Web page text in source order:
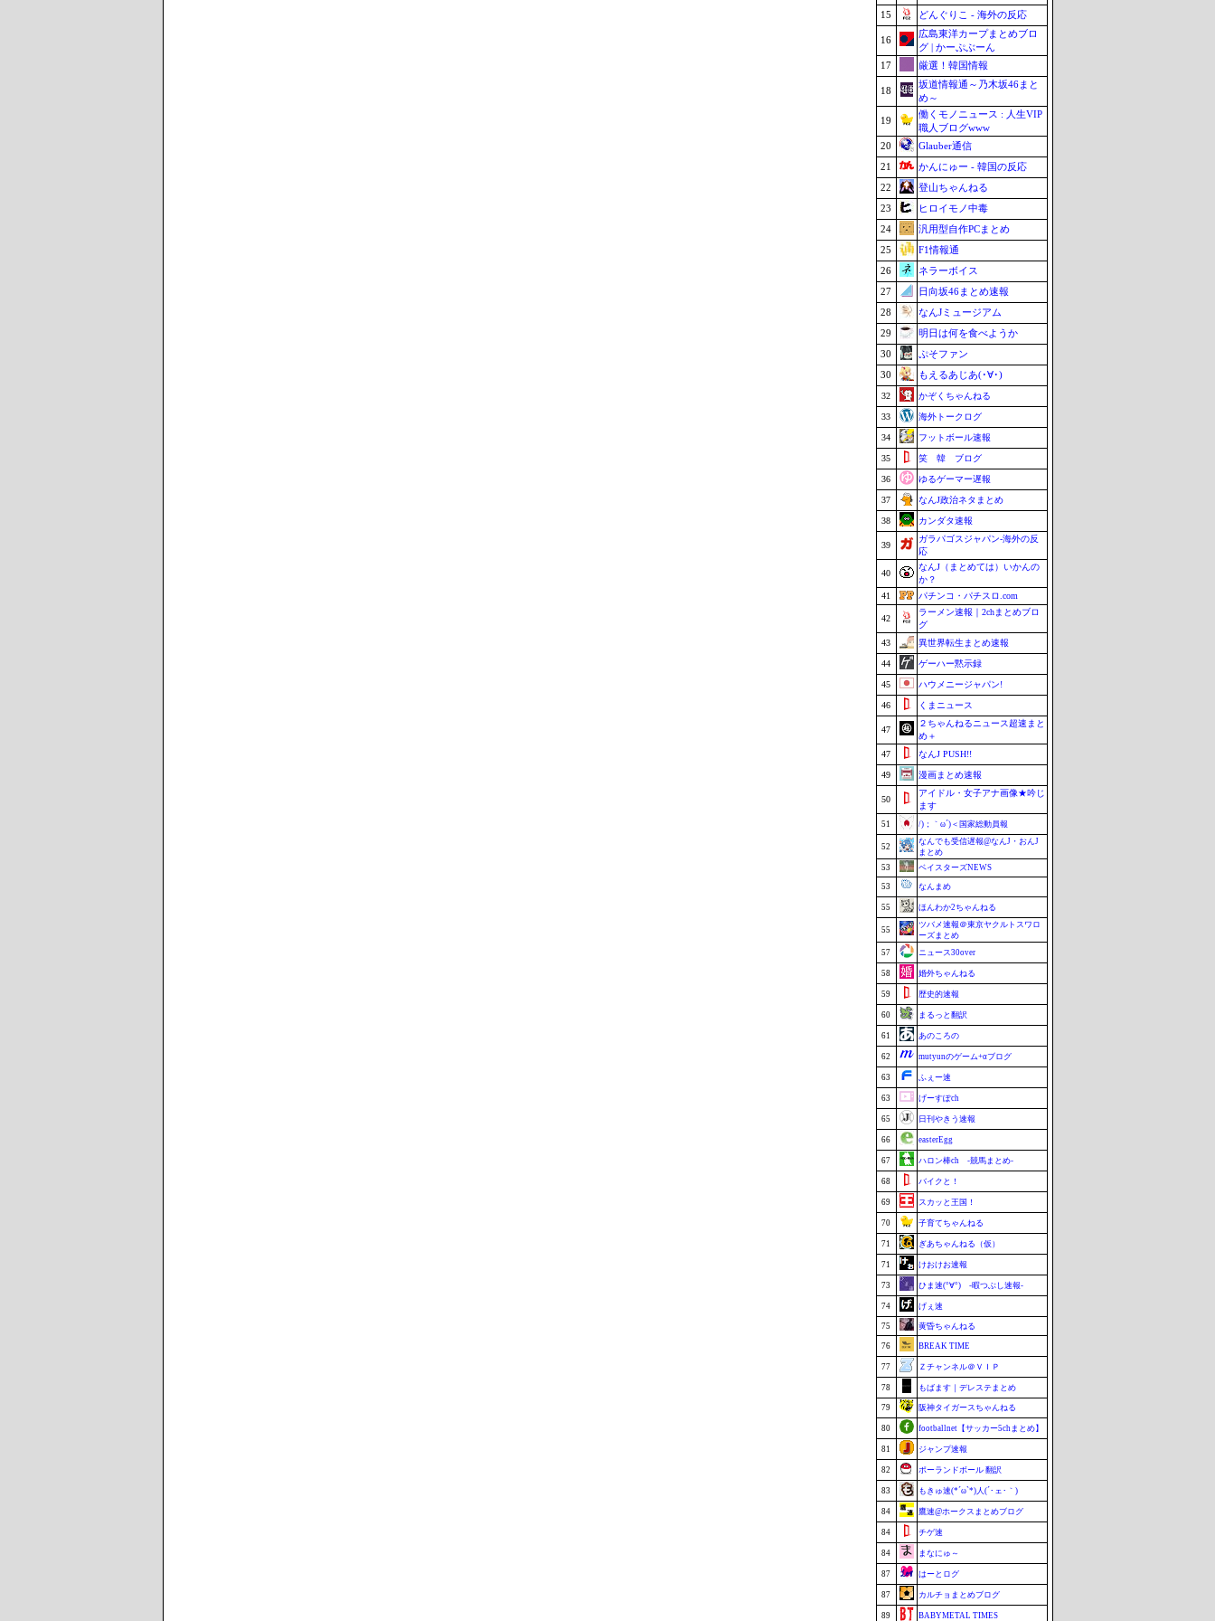
15
どんぐりこ - 海外の反応
16
広島東洋カープまとめブロ
グ | かーぷぶーん
17
厳選！韓国情報
18
坂道情報通～乃木坂46まと
め～
19
働くモノニュース : 人生VIP
職人ブログwww
20
Glauber通信
21
かんにゅー - 韓国の反応
22
登山ちゃんねる
23
ヒロイモノ中毒
24
汎用型自作PCまとめ
25
F1情報通
26
ネラーボイス
27
日向坂46まとめ速報
28
なんJミュージアム
29
明日は何を食べようか
30
ぷそファン
30
もえるあじあ(･∀･)
32 かぞくちゃんねる
33 海外トークログ
34 フットボール速報
35 笑 韓 ブログ
36 ゆるゲーマー遅報
37 なんJ政治ネタまとめ
38 カンダタ速報
39
ガラパゴスジャパン-海外の反
応
40
なんJ（まとめては）いかんの
か？
41
パチンコ・パチスロ.com
42
ラーメン速報｜2chまとめブロ
グ
43
異世界転生まとめ速報
44 ゲーハー黙示録
45 ハウメニージャパン!
46 くまニュース
47
２ちゃんねるニュース超速まと
め＋
47
なんJ PUSH!!
49 漫画まとめ速報
50
アイドル・女子アナ画像★吟じ
ます
51 /)；｀ω´)＜国家総動員報
52
なんでも受信遅報@なんJ・おんJ
まとめ
53
ベイスターズNEWS
53 なんまめ
55 ほんわか2ちゃんねる
55
ツバメ速報＠東京ヤクルトスワロ
ーズまとめ
57
ニュース30over
58 婚外ちゃんねる
59 歴史的速報
60 まるっと翻訳
61 あのころの
62 mutyunのゲーム+αブログ
63 ふぇー速
63 げーすぽch
65 日刊やきう速報
66 easterEgg
67 ハロン棒ch -競馬まとめ-
68 バイクと！
69 スカッと王国！
70 子育てちゃんねる
71 ぎあちゃんねる（仮）
71 けおけお速報
73 ひま速(°∀°) -暇つぶし速報-
74 げぇ速
75 黄昏ちゃんねる
76 BREAK TIME
77 Ｚチャンネル＠ＶＩＰ
78 もばます｜デレステまとめ
79 阪神タイガースちゃんねる
80 footballnet【サッカー5chまとめ】
81 ジャンプ速報
82 ポーランドボール 翻訳
83 もきゅ速(*´ω`*)人(´･ェ･｀)
84 鷹速@ホークスまとめブログ
84 チゲ速
84 まなにゅ～
87 はーとログ
87 カルチョまとめブログ
89 BABYMETAL TIMES